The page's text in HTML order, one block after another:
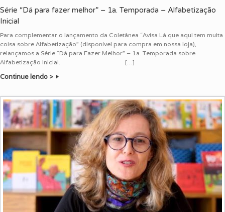
Série “Dá para fazer melhor” – 1a. Temporada – Alfabetização
Inicial
Para complementar o lançamento da Coletânea “Avisa Lá que aqui tem muita
coisa sobre Alfabetização” (disponível para compra em nossa loja),
relançamos a Série “Dá para Fazer Melhor” – 1a. Temporada sobre
Alfabetização Inicial. […]
Continue lendo >